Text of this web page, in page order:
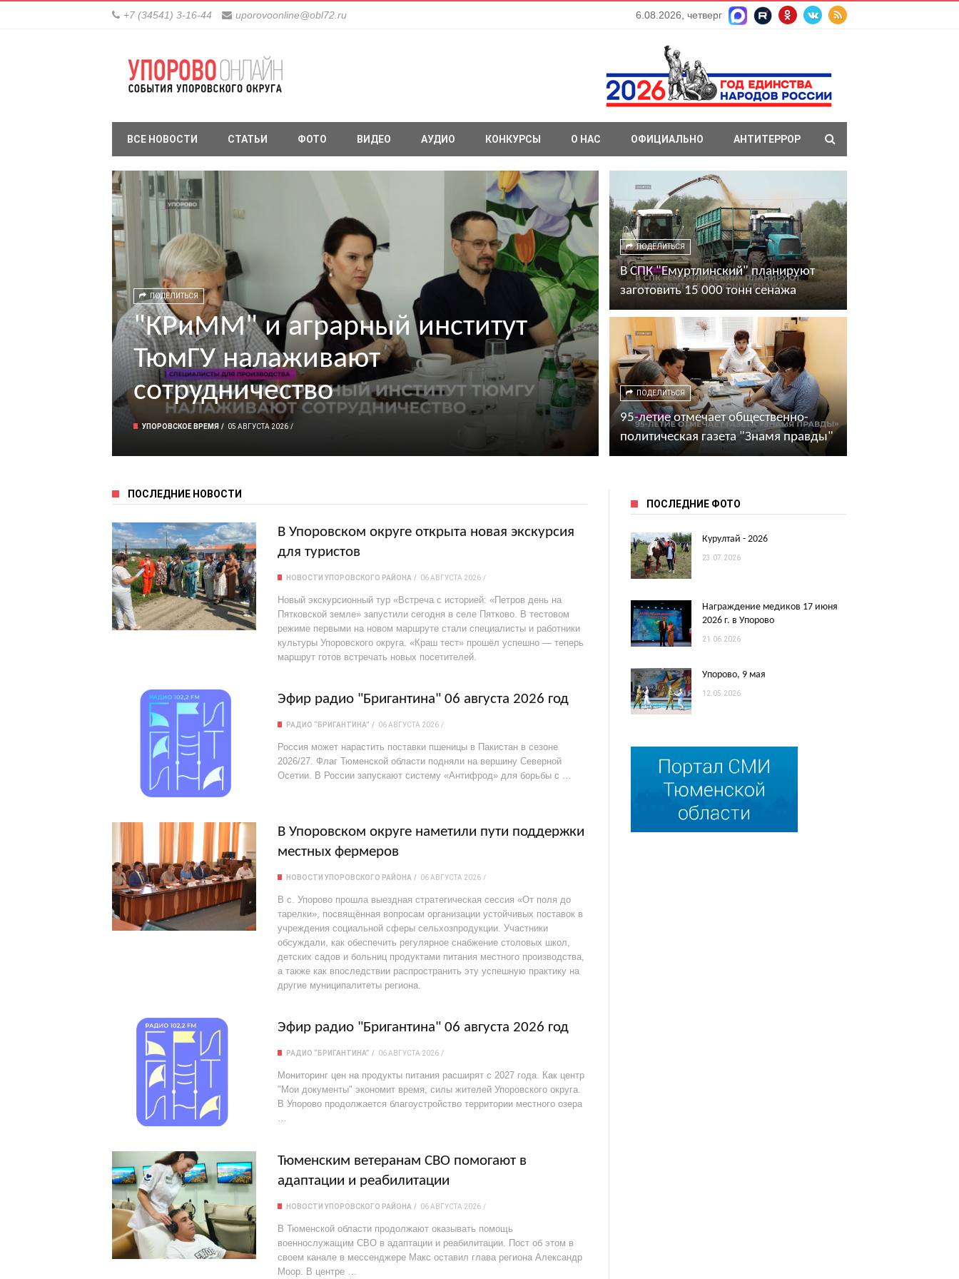
+7 (34541) 3-16-44 uporovoonline@obl72.ru 6.08.2026, четверг
ВСЕ НОВОСТИ СТАТЬИ ФОТО ВИДЕО АУДИО КОНКУРСЫ О НАС ОФИЦИАЛЬНО АНТИТЕРРОР
ПОДЕЛИТЬСЯ
"КРиММ" и аграрный институт
ТюмГУ налаживают
сотрудничество
УПОРОВСКОЕ ВРЕМЯ 05 АВГУСТА 2026
ПОДЕЛИТЬСЯ
В СПК "Емуртлинский" планируют
заготовить 15 000 тонн сенажа
ПОДЕЛИТЬСЯ
95-летие отмечает общественно-
политическая газета "Знамя правды"
ПОСЛЕДНИЕ НОВОСТИ
В Упоровском округе открыта новая экскурсия
для туристов
НОВОСТИ УПОРОВСКОГО РАЙОНА 06 АВГУСТА 2026
Новый экскурсионный тур «Встреча с историей: «Петров день на
Пятковской земле» запустили сегодня в селе Пятково. В тестовом
режиме первыми на новом маршруте стали специалисты и работники
культуры Упоровского округа. «Краш тест» прошёл успешно — теперь
маршрут готов встречать новых посетителей.
Эфир радио "Бригантина" 06 августа 2026 год
РАДИО “БРИГАНТИНА” 06 АВГУСТА 2026
Россия может нарастить поставки пшеницы в Пакистан в сезоне
2026/27. Флаг Тюменской области подняли на вершину Северной
Осетии. В России запускают систему «Антифрод» для борьбы с …
В Упоровском округе наметили пути поддержки
местных фермеров
НОВОСТИ УПОРОВСКОГО РАЙОНА 06 АВГУСТА 2026
В с. Упорово прошла выездная стратегическая сессия «От поля до
тарелки», посвящённая вопросам организации устойчивых поставок в
учреждения социальной сферы сельхозпродукции. Участники
обсуждали, как обеспечить регулярное снабжение столовых школ,
детских садов и больниц продуктами питания местного производства,
а также как впоследствии распространить эту успешную практику на
другие муниципалитеты региона.
Эфир радио "Бригантина" 06 августа 2026 год
РАДИО “БРИГАНТИНА” 06 АВГУСТА 2026
Мониторинг цен на продукты питания расширят с 2027 года. Как центр
"Мои документы" экономит время, силы жителей Упоровского округа.
В Упорово продолжается благоустройство территории местного озера
…
Тюменским ветеранам СВО помогают в
адаптации и реабилитации
НОВОСТИ УПОРОВСКОГО РАЙОНА 06 АВГУСТА 2026
В Тюменской области продолжают оказывать помощь
военнослужащим СВО в адаптации и реабилитации. Пост об этом в
своем канале в мессенджере Макс оставил глава региона Александр
Моор. В центре …
ПОСЛЕДНИЕ ФОТО
Курултай - 2026
23.07.2026
Награждение медиков 17 июня
2026 г. в Упорово
21.06.2026
Упорово, 9 мая
12.05.2026